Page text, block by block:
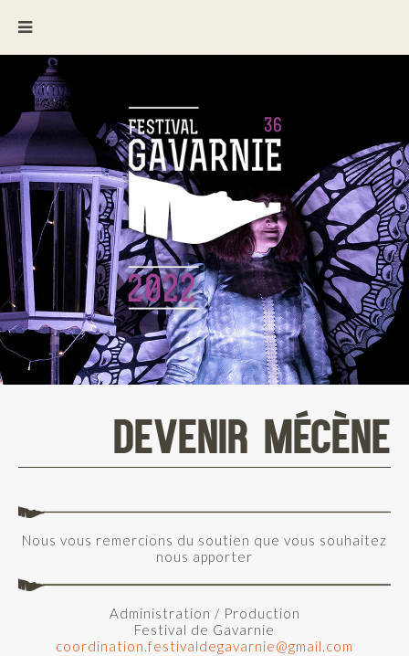
DEVENIR MÉCÈNE
Nous vous remercions du soutien que vous souhaitez
nous apporter
Administration / Production
Festival de Gavarnie
coordination.festivaldegavarnie@gmail.com